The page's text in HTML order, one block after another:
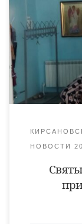
епархии
прихожане
образа Царицы
Карандеевская
благочинии до
будут
НОВОСТИ